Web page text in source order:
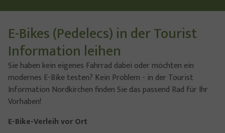
E-Bikes (Pedelecs) in der Tourist
Information leihen
Sie haben kein eigenes Fahrrad dabei oder möchten ein
modernes E-Bike testen? Kein Problem - in der Tourist
Information Nordkirchen finden Sie das passend Rad für Ihr
Vorhaben!
E-Bike-Verleih vor Ort